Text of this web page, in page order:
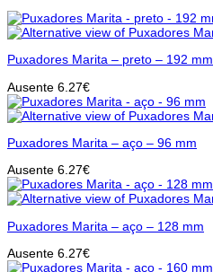
Puxadores Marita – preto – 192 mm
Ausente 6.27€
Puxadores Marita – aço – 96 mm
Ausente 6.27€
Puxadores Marita – aço – 128 mm
Ausente 6.27€